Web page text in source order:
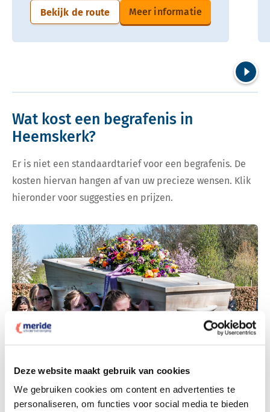
Deze website maakt gebruik van cookies
We gebruiken cookies om content en advertenties te
personaliseren, om functies voor social media te bieden
Bekijk de route Meer informatie
Wat kost een begrafenis in
Heemskerk?
Er is niet een standaardtarief voor een begrafenis. De
kosten hiervan hangen af van uw precieze wensen. Klik
hieronder voor suggesties en prijzen.
Bekijk tarieven voor begrafenis
Bekijk tarieven voor crematie